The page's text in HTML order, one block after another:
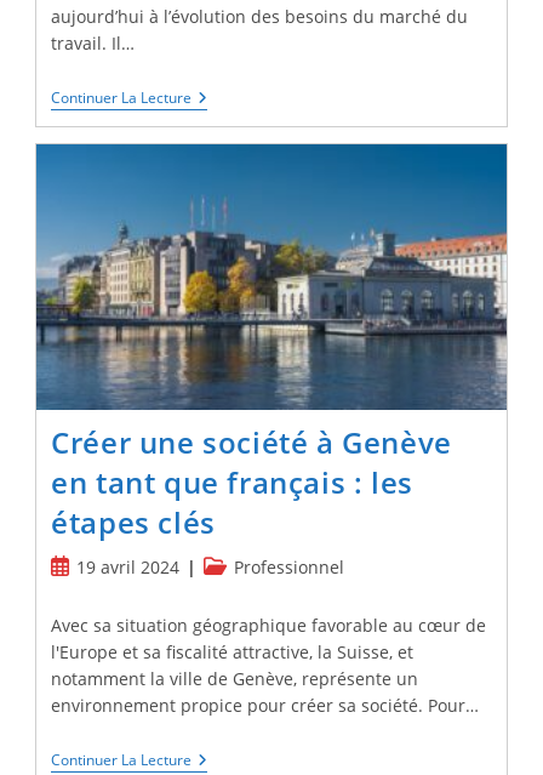
aujourd’hui à l’évolution des besoins du marché du
travail. Il…
Continuer La Lecture Quels
Sont
Plus
Prometteurs
En
Suisse
?
Créer une société à Genève
en tant que français : les
étapes clés
Publication
19 avril 2024
PostProfessionnel
Avec sa situation géographique favorable au cœur de
l'Europe et sa fiscalité attractive, la Suisse, et
notamment la ville de Genève, représente un
environnement propice pour créer sa société. Pour…
Continuer La Lecture Créer